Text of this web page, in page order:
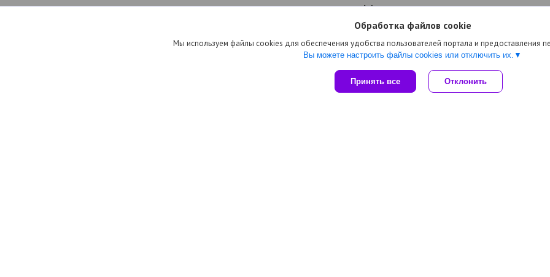
Мы рекомендуем
Обработка файлов cookie
Мы используем файлы cookies для обеспечения удобства пользователей портала и предоставления
Вы можете настроить файлы cookies или отключить их.
Принять все Отклонить